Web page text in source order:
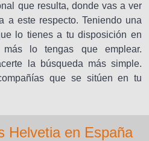
que resulta, donde vas a ver
a este respecto. Teniendo una
lo tienes a tu disposición en
más lo tengas que emplear.
la búsqueda más simple.
que se sitúen en tu
Helvetia en España